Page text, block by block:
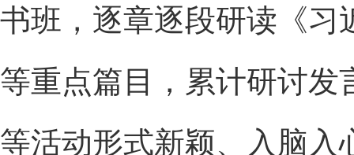
书班，逐章逐段研读《习
等重点篇目，累计研讨发
等活动形式新颖、入脑入